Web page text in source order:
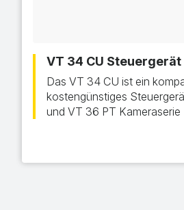
VT 34 CU Steuergerät
Das VT 34 CU ist ein
kostengünstiges
und VT 36 PT Kameraserie